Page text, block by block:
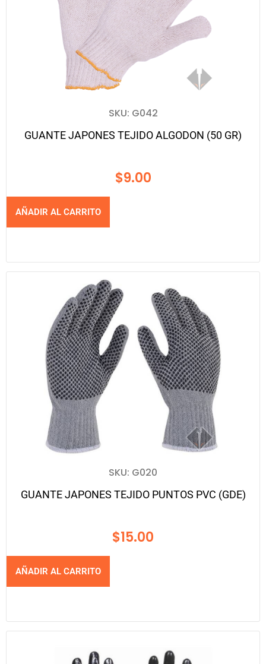
SKU: G042
GUANTE JAPONES TEJIDO ALGODON (50 GR)
$9.00
AÑADIR AL CARRITO
SKU: G020
GUANTE JAPONES TEJIDO PUNTOS PVC (GDE)
$15.00
AÑADIR AL CARRITO